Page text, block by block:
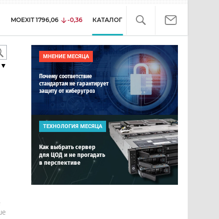
MOEXIT 1796,06 -0,36 КАТАЛОГ
▼
МНЕНИЕ МЕСЯЦА
Почему соответствие
стандартам не гарантирует
защиту от киберугроз
ТЕХНОЛОГИЯ МЕСЯЦА
Как выбрать сервер
для ЦОД и не прогадать
в перспективе